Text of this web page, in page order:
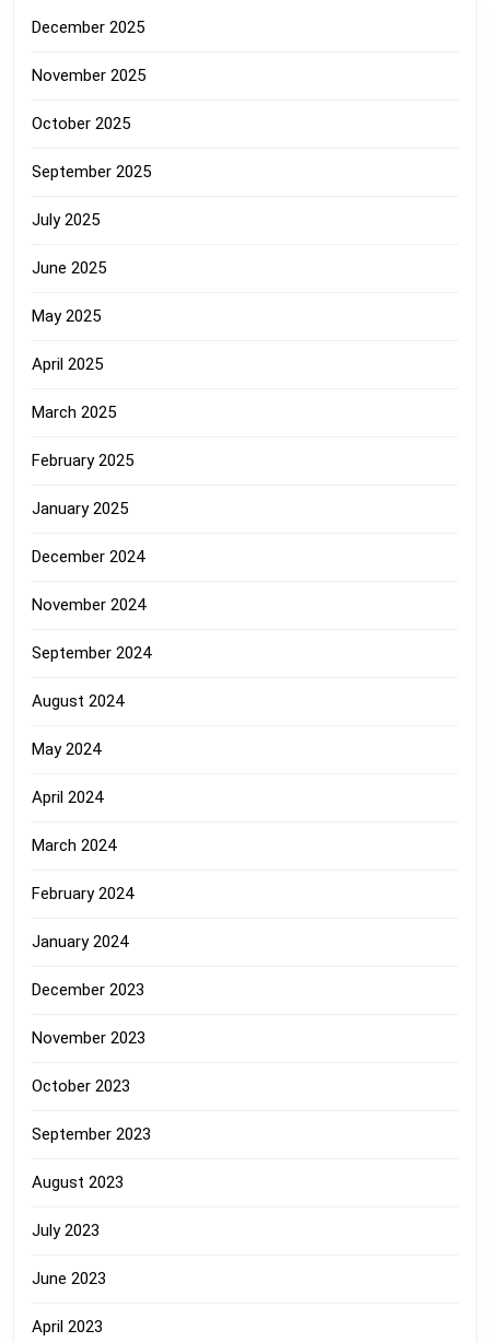
December 2025
November 2025
October 2025
September 2025
July 2025
June 2025
May 2025
April 2025
March 2025
February 2025
January 2025
December 2024
November 2024
September 2024
August 2024
May 2024
April 2024
March 2024
February 2024
January 2024
December 2023
November 2023
October 2023
September 2023
August 2023
July 2023
June 2023
April 2023